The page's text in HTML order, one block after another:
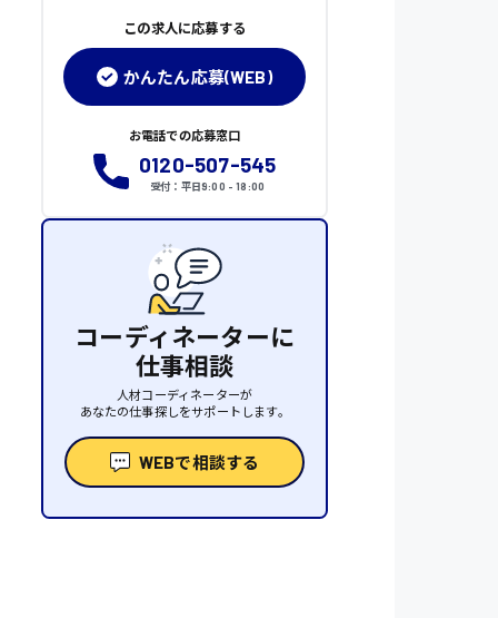
この求人に応募する
かんたん応募(WEB)
お電話での応募窓口
0120-507-545
受付：平日9:00 - 18:00
コーディネーターに
仕事相談
人材コーディネーターが
あなたの仕事探しをサポートします。
WEBで相談する